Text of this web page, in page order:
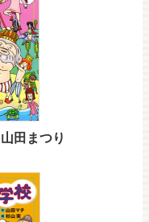
田まつり